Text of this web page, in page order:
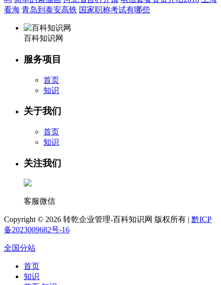
看海 青岛到泰安高铁 国家职称考试有哪些
百科知识网
服务项目
首页
知识
关于我们
首页
知识
关注我们
客服微信
Copyright © 2026 转乾企业管理-百科知识网 版权所有 | 黔ICP
备2023009682号-16
全国分站
首页
知识